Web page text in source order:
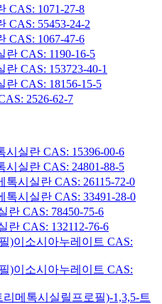
CAS: 1071-27-8
CAS: 55453-24-2
CAS: 1067-47-6
CAS: 1190-16-5
CAS: 153723-40-1
CAS: 18156-15-5
2526-62-7
실란 CAS: 15396-00-6
실란 CAS: 24801-88-5
시실란 CAS: 26115-72-0
시실란 CAS: 33491-28-0
란 CAS: 78450-75-6
CAS: 132112-76-6
)이소시아누레이트 CAS:
)이소시아누레이트 CAS:
메톡시실릴프로필)-1,3,5-트